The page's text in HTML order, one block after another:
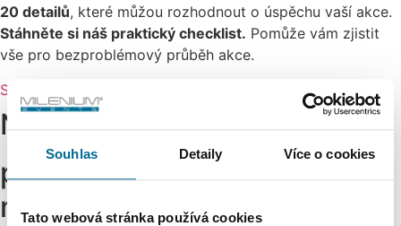
Souhlas Detaily Více o cookies
Tato webová stránka používá cookies
20 detailů, které můžou rozhodnout o úspěchu vaší akce.
Stáhněte si náš praktický checklist. Pomůže vám zjistit
vše pro bezproblémový průběh akce.
Stáhnout checklist
Náš doporučený postup:
práce v paralelních
mantinelech